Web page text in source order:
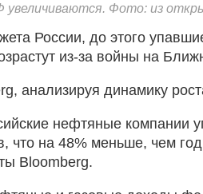
Фото: из
России, до этого
из-за войны на
анализируя динамику
нефтяные компании
что на 48% меньше, чем
Bloomberg.